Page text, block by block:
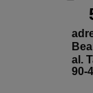
al.
90-